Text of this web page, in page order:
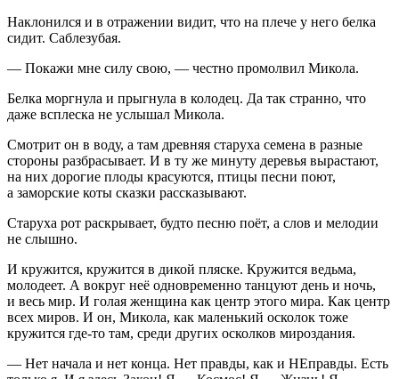
Наклонился и в отражении видит, что на плече у него белка
сидит. Саблезубая.
— Покажи мне силу свою, — честно промолвил Микола.
Белка моргнула и прыгнула в колодец. Да так странно, что
даже всплеска не услышал Микола.
Смотрит он в воду, а там древняя старуха семена в разные
стороны разбрасывает. И в ту же минуту деревья вырастают,
на них дорогие плоды красуются, птицы песни поют,
а заморские коты сказки рассказывают.
Старуха рот раскрывает, будто песню поёт, а слов и мелодии
не слышно.
И кружится, кружится в дикой пляске. Кружится ведьма,
молодеет. А вокруг неё одновременно танцуют день и ночь,
и весь мир. И голая женщина как центр этого мира. Как центр
всех миров. И он, Микола, как маленький осколок тоже
кружится где-то там, среди других осколков мироздания.
— Нет начала и нет конца. Нет правды, как и НЕправды. Есть